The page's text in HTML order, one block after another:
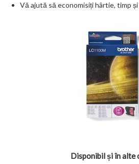
Vă ajută să economisiți hârtie, timp și
Disponibil și în alte